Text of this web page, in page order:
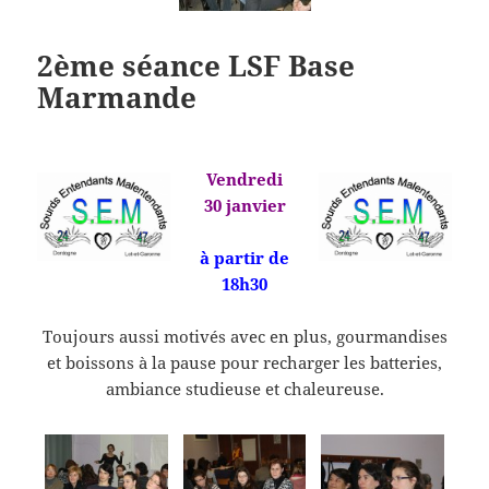
2ème séance LSF Base
Marmande
Vendredi
30 janvier
à partir de
18h30
Toujours aussi motivés avec en plus, gourmandises
et boissons à la pause pour recharger les batteries,
ambiance studieuse et chaleureuse.